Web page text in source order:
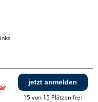
jetzt anmelden
15 von 15 Plätzen frei